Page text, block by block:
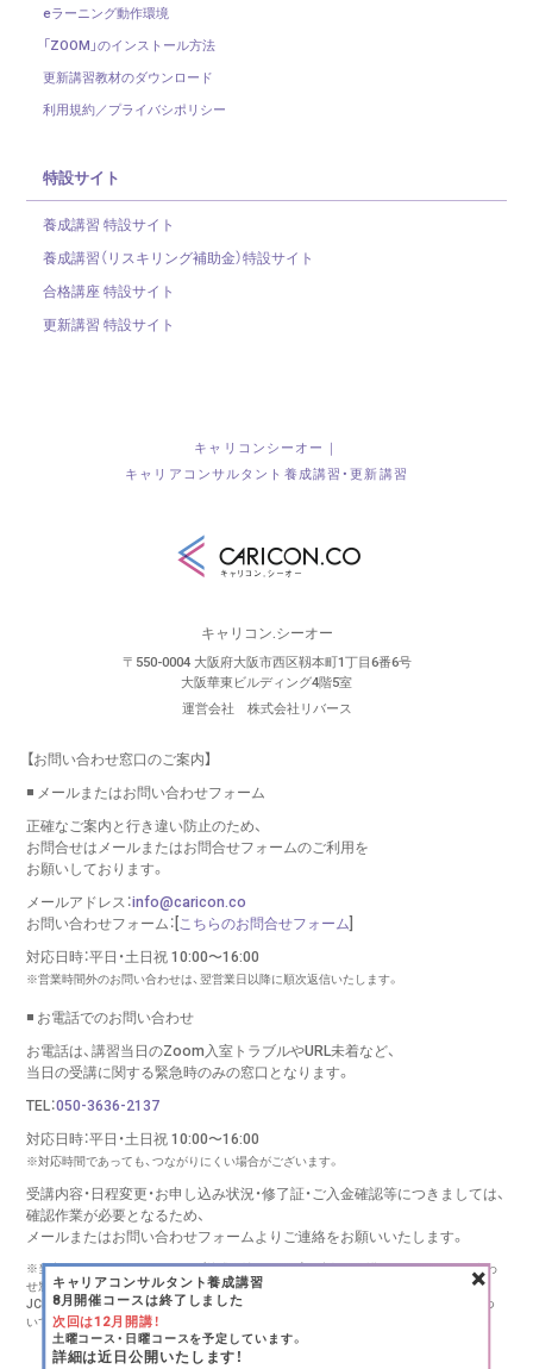
キャリアコンサルタント養成講習
8月開催コースは終了しました
次回は12月開講！
土曜コース・日曜コースを予定しています。
詳細は近日公開いたします！
×
eラーニング動作環境
「ZOOM」のインストール方法
更新講習教材のダウンロード
利用規約／プライバシポリシー
特設サイト
養成講習 特設サイト
養成講習（リスキリング補助金）特設サイト
合格講座 特設サイト
更新講習 特設サイト
キャリコンシーオー｜
キャリアコンサルタント養成講習・更新講習
キャリコン.シーオー
〒550-0004 大阪府大阪市西区靱本町1丁目6番6号
大阪華東ビルディング4階5室
運営会社 株式会社リバース
【お問い合わせ窓口のご案内】
◾️ メールまたはお問い合わせフォーム
正確なご案内と行き違い防止のため、
お問合せはメールまたはお問合せフォームのご利用を
お願いしております。
メールアドレス：info@caricon.co
お問い合わせフォーム：[こちらのお問合せフォーム]
対応日時：平日・土日祝 10:00〜16:00
※営業時間外のお問い合わせは、翌営業日以降に順次返信いたします。
◾️ お電話でのお問い合わせ
お電話は、講習当日のZoom入室トラブルやURL未着など、
当日の受講に関する緊急時のみの窓口となります。
TEL：050-3636-2137
対応日時：平日・土日祝 10:00〜16:00
※対応時間であっても、つながりにくい場合がございます。
受講内容・日程変更・お申し込み状況・修了証・ご入金確認等につきましては、
確認作業が必要となるため、
メールまたはお問い合わせフォームより ご連絡をお願いいたします。
※当窓口は、キャリコンシーオー（株式会社リバース）が実施する講習に関するお問い合わ
せ窓口です。
JCDA様、キャリアコンサルタント登録センター様、その他団体様の講習・更新手続きにつ
いては、各団体様へ直接お問い合わせください。
Copyright (C) RE:BIRTH INC., All rights reserved.